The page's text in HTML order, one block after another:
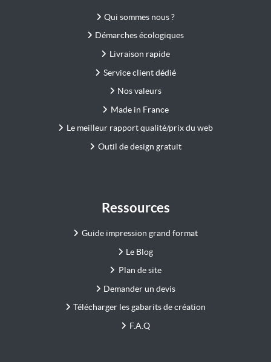
Qui sommes nous ?
Démarches écologiques
Livraison rapide
Service client dédié
Nos valeurs
Made in France
Le meilleur rapport qualité/prix du web
Outil de design gratuit
Ressources
Guide impression grand format
Le Blog
Plan de site
Demander un devis
Télécharger les gabarits de création
F.A.Q